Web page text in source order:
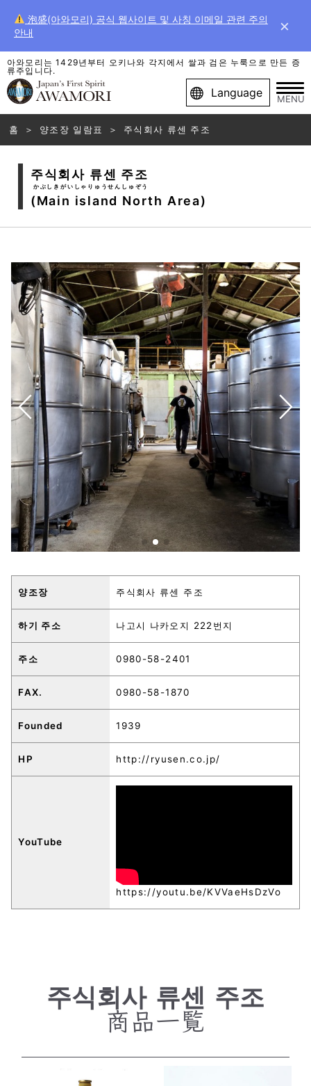
泡盛(아와모리) 공식 웹사이트 및 사칭 이메일 관련 주의
안내
×
아와모리는 1429년부터 오키나와 각지에서 쌀과 검은 누룩으로 만든 증
류주입니다.
Language MENU
홈 양조장 일람표 주식회사 류센 주조
주식회사 류센 주조
かぶしきがいしゃりゅうせんしゅぞう
(Main island North Area)
양조장 주식회사 류센 주조
하기 주소 나고시 나카오지 222번지
주소 0980-58-2401
FAX. 0980-58-1870
Founded 1939
HP http://ryusen.co.jp/
YouTube
https://youtu.be/KVVaeHsDzVo
주식회사 류센 주조
商品一覧